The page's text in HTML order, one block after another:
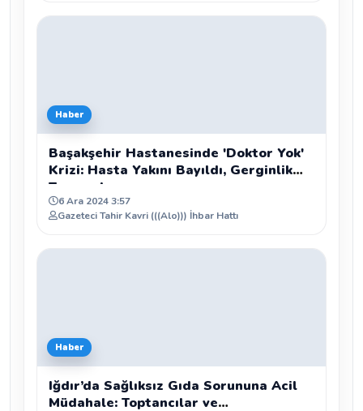
Haber
Başakşehir Hastanesinde 'Doktor Yok'
Krizi: Hasta Yakını Bayıldı, Gerginlik
Tırmandı
6 Ara 2024 3:57
Gazeteci Tahir Kavri (((Alo))) İhbar Hattı
Haber
Iğdır’da Sağlıksız Gıda Sorununa Acil
Müdahale: Toptancılar ve